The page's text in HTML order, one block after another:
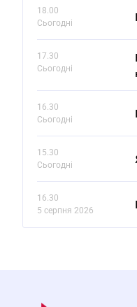
18.00
Сьогодні
17.30
Сьогодні
16.30
Сьогодні
15.30
Сьогодні
16.30
5 серпня 2026